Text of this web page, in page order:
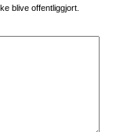
blive offentliggjort.